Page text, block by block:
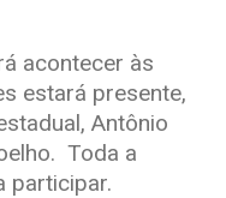
acontecer às
estará presente,
Antônio
Toda a
participar.